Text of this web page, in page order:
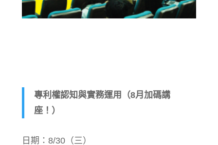
專利權認知與實務運用（8月加碼講
座！）
日期：8/30（三）